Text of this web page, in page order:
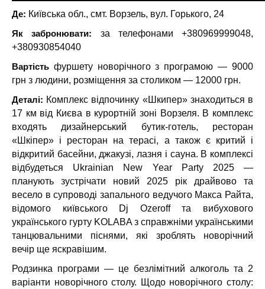
Де: Київська обл., смт. Ворзель, вул. Горького, 24
Як забронювати: за телефонами +380969999048,
+380930854040
Вартість фуршету новорічного з програмою — 9000
грн з людини, розміщення за столиком — 12000 грн.
Деталі: Комплекс відпочинку «Шкипер» знаходиться в
17 км від Києва в курортній зоні Ворзеля. В комплекс
входять дизайнерський бутик-готель, ресторан
«Шкіпер» і ресторан на терасі, а також є критий і
відкритий басейни, джакузі, лазня і сауна. В комплексі
відбудеться Ukrаinian New Year Party 2025 —
планують зустрічати новий 2025 рік драйвово та
весело в супроводі запального ведучого Макса Райта,
відомого київського Dj Ozeroff та вибухового
українського гурту KOLABA з справжніми українськими
танцювальними піснями, які зроблять новорічний
вечір ще яскравішим.
Родзинка програми — це безлімітний алкоголь та 2
варіанти новорічного столу. Щодо новорічного столу: